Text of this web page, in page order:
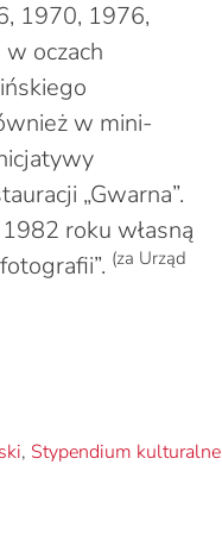
1970, 1976,
w oczach
w mini-
„Gwarna”.
roku własną
(za Urząd
, Stypendium